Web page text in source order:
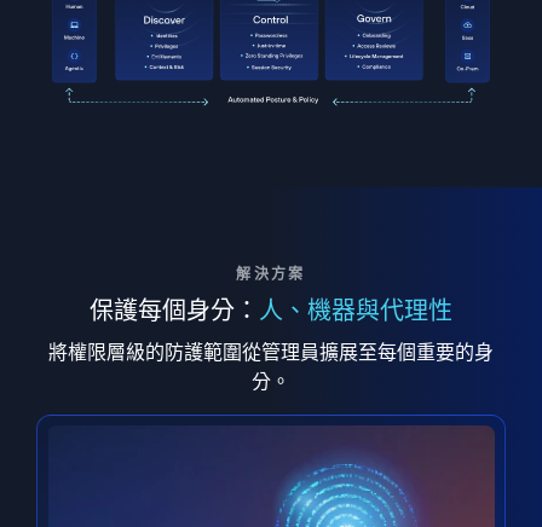
解決方案
保護每個身分： 人、機器與代理性
將權限層級的防護範圍從管理員擴展至每個重要的身
分。